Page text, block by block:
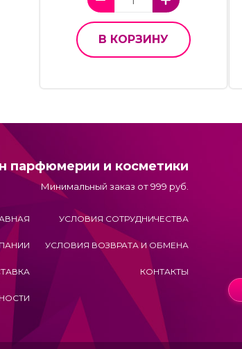
В КОРЗИНУ
парфюмерии и косметики
Минимальный заказ от 999 руб.
УСЛОВИЯ СОТРУДНИЧЕСТВА
УСЛОВИЯ ВОЗВРАТА И ОБМЕНА
КОНТАКТЫ